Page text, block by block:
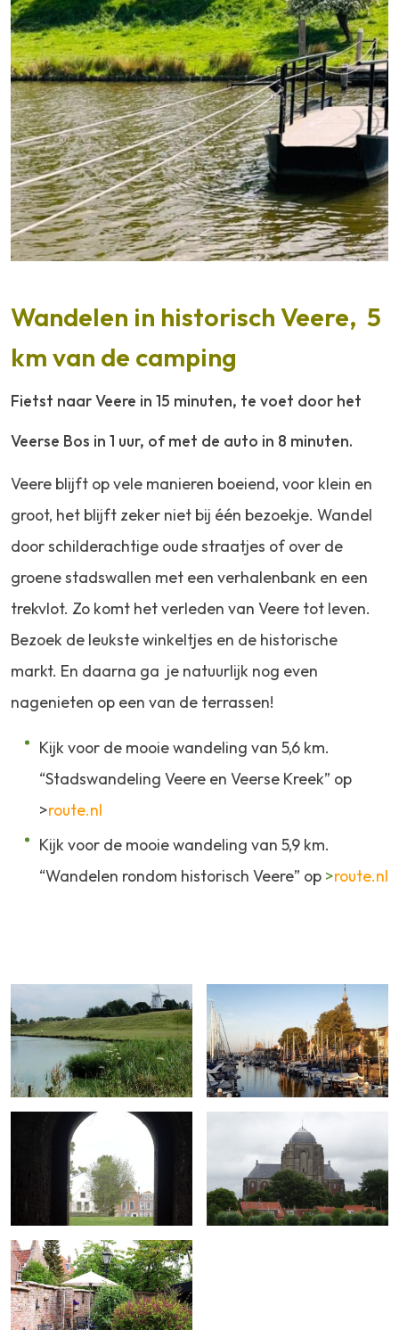
Wandelen in historisch Veere, 5
km van de camping
Fietst naar Veere in 15 minuten, te voet door het
Veerse Bos in 1 uur, of met de auto in 8 minuten.
Veere blijft op vele manieren boeiend, voor klein en
groot, het blijft zeker niet bij één bezoekje. Wandel
door schilderachtige oude straatjes of over de
groene stadswallen met een verhalenbank en een
trekvlot. Zo komt het verleden van Veere tot leven.
Bezoek de leukste winkeltjes en de historische
markt. En daarna ga je natuurlijk nog even
nagenieten op een van de terrassen!
Kijk voor de mooie wandeling van 5,6 km.
“Stadswandeling Veere en Veerse Kreek” op
>route.nl
Kijk voor de mooie wandeling van 5,9 km.
“Wandelen rondom historisch Veere” op >route.nl